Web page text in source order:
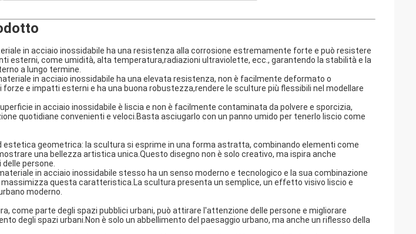
in acciaio inossidabile ha una resistenza alla corrosione estremamente forte e può resistere
esterni, come umidità, alta temperatura,radiazioni ultraviolette, ecc., garantendo la stabilità e la
a lungo termine.
in acciaio inossidabile ha una elevata resistenza, non è facilmente deformato o
e impatti esterni e ha una buona robustezza,rendere le sculture più flessibili nel modellare
in acciaio inossidabile è liscia e non è facilmente contaminata da polvere e sporcizia,
quotidiane convenienti e veloci.Basta asciugarlo con un panno umido per tenerlo liscio come
estetica geometrica: la scultura si esprime in una forma astratta, combinando elementi come
una bellezza artistica unica.Questo disegno non è solo creativo, ma ispira anche
persone.
in acciaio inossidabile stesso ha un senso moderno e tecnologico e la sua combinazione
questa caratteristica.La scultura presenta un semplice, un effetto visivo liscio e
moderno.
come parte degli spazi pubblici urbani, può attirare l'attenzione delle persone e migliorare
degli spazi urbani.Non è solo un abbellimento del paesaggio urbano, ma anche un riflesso della